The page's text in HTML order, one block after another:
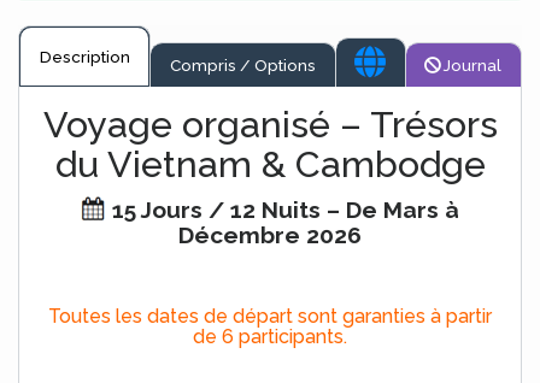
Description Compris / Options Journal
Voyage organisé – Trésors
du Vietnam & Cambodge
15 Jours / 12 Nuits – De Mars à
Décembre 2026
Toutes les dates de départ sont garanties à partir
de 6 participants.